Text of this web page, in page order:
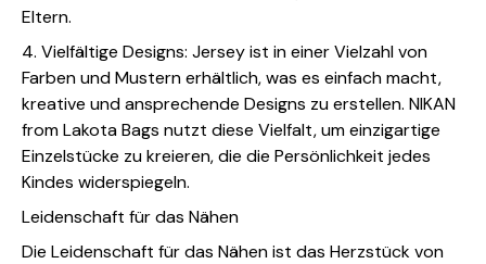
Eltern.
4. Vielfältige Designs: Jersey ist in einer Vielzahl von
Farben und Mustern erhältlich, was es einfach macht,
kreative und ansprechende Designs zu erstellen. NIKAN
from Lakota Bags nutzt diese Vielfalt, um einzigartige
Einzelstücke zu kreieren, die die Persönlichkeit jedes
Kindes widerspiegeln.
Leidenschaft für das Nähen
Die Leidenschaft für das Nähen ist das Herzstück von